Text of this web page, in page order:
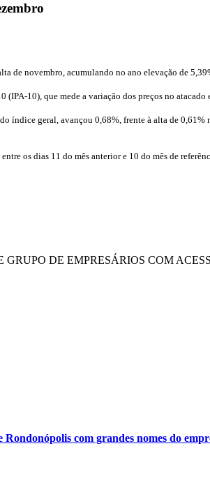
de novembro, acumulando no ano elevação de
10), que mede a variação dos preços no
índice geral, avançou 0,68%, frente à alta de
os dias 11 do mês anterior e 10 do mês de
DE EMPRESÁRIOS COM
com grandes nomes do